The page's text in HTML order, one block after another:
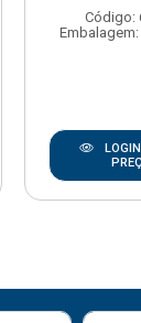
Código:
Embalagem: